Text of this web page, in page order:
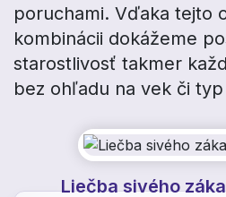
poruchami. Vďaka tejto
kombinácii dokážeme
starostlivosť takmer
bez ohľadu na vek či
Liečba sivého